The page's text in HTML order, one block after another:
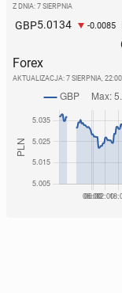
Z DNIA: 7 SIERPNIA
GBP5.0134 -0.0085
Forex
AKTUALIZACJA: 7 SIERPNIA, 22:00